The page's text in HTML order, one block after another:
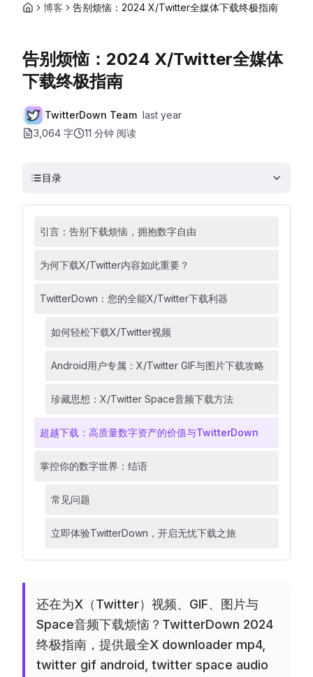
博客 告别烦恼：2024 X/Twitter全媒体下载终极指南
告别烦恼：2024 X/Twitter全媒体
下载终极指南
TwitterDown Team last year
3,064 字
11 分钟 阅读
目录
引言：告别下载烦恼，拥抱数字自由
为何下载X/Twitter内容如此重要？
TwitterDown：您的全能X/Twitter下载利器
如何轻松下载X/Twitter视频
Android用户专属：X/Twitter GIF与图片下载攻略
珍藏思想：X/Twitter Space音频下载方法
超越下载：高质量数字资产的价值与TwitterDown
掌控你的数字世界：结语
常见问题
立即体验TwitterDown，开启无忧下载之旅
还在为X（Twitter）视频、GIF、图片与
Space音频下载烦恼？TwitterDown 2024
终极指南，提供最全X downloader mp4,
twitter gif android, twitter space audio